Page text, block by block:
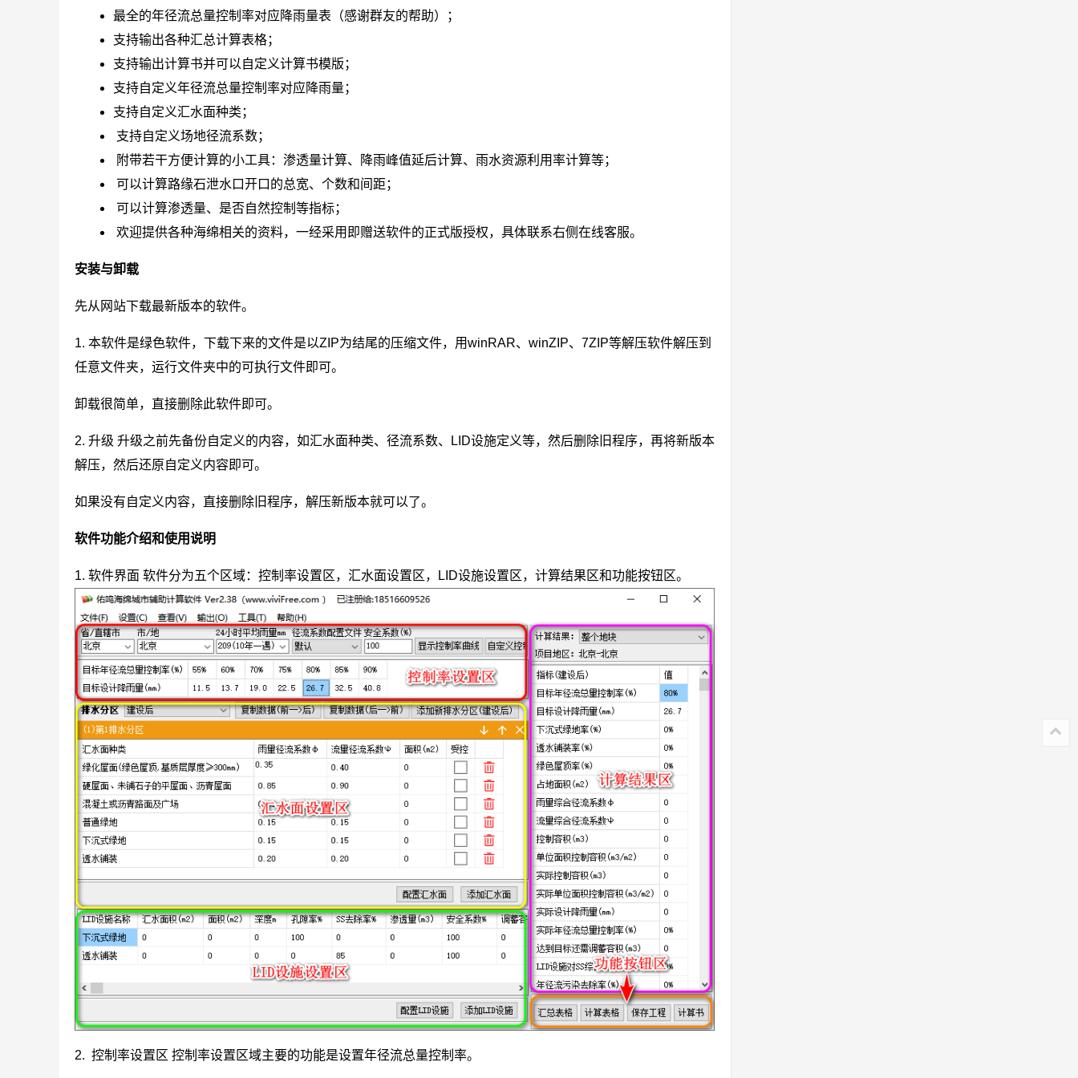
最全的年径流总量控制率对应降雨量表（感谢群友的帮助）；
支持输出各种汇总计算表格；
支持输出计算书并可以自定义计算书模版；
支持自定义年径流总量控制率对应降雨量；
支持自定义汇水面种类；
支持自定义场地径流系数；
附带若干方便计算的小工具：渗透量计算、降雨峰值延后计算、雨水资源利用率计算等；
可以计算路缘石泄水口开口的总宽、个数和间距；
可以计算渗透量、是否自然控制等指标；
欢迎提供各种海绵相关的资料，一经采用即赠送软件的正式版授权，具体联系右侧在线客服。
安装与卸载
先从网站下载最新版本的软件。
1. 本软件是绿色软件，下载下来的文件是以ZIP为结尾的压缩文件，用winRAR、winZIP、7ZIP等解压软件解压到
任意文件夹，运行文件夹中的可执行文件即可。
卸载很简单，直接删除此软件即可。
2. 升级 升级之前先备份自定义的内容，如汇水面种类、径流系数、LID设施定义等，然后删除旧程序，再将新版本
解压，然后还原自定义内容即可。
如果没有自定义内容，直接删除旧程序，解压新版本就可以了。
软件功能介绍和使用说明
1. 软件界面 软件分为五个区域：控制率设置区，汇水面设置区，LID设施设置区，计算结果区和功能按钮区。
2. 控制率设置区 控制率设置区域主要的功能是设置年径流总量控制率。